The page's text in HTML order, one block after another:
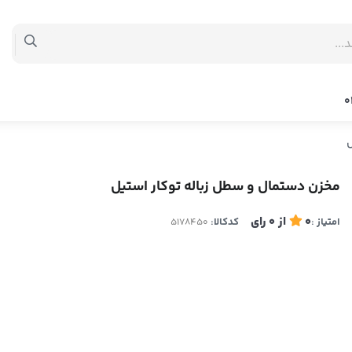
مخزن دستمال و سطل زباله توکار استیل
امتیاز :0 از 0 رای کدکالا: